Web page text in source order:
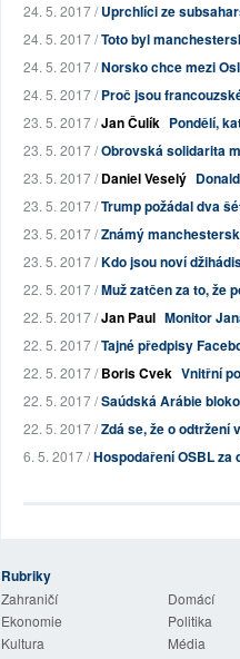
24. 5. 2017 /Uprchlíci ze
24. 5. 2017 /Toto byl
24. 5. 2017 /Norsko chce mezi
24. 5. 2017 /Proč jsou
23. 5. 2017 /Jan Čulík Pondělí,
23. 5. 2017 /Obrovská solidarita
23. 5. 2017 /Daniel Veselý
23. 5. 2017 /Trump požádal dva
23. 5. 2017 /Známý
23. 5. 2017 /Kdo jsou noví
22. 5. 2017 /Muž zatčen za to, že
22. 5. 2017 /Jan Paul Monitor
22. 5. 2017 /Tajné předpisy
22. 5. 2017 /Boris Cvek Vnitřní
22. 5. 2017 /Saúdská Arábie
22. 5. 2017 /Zdá se, že o odtržení
6. 5. 2017 /Hospodaření OSBL za
Rubriky
Zahraničí
Domácí
Ekonomie
Politika
Kultura
Média